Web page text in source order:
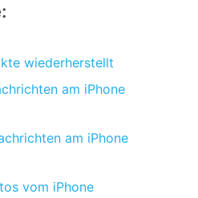
wiederherstellt
am iPhone
am iPhone
vom iPhone